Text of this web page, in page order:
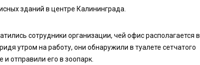
зданий в центре Калининграда.
сотрудники организации, чей офис располагается в
утром на работу, они обнаружили в туалете сетчатого
отправили его в зоопарк.